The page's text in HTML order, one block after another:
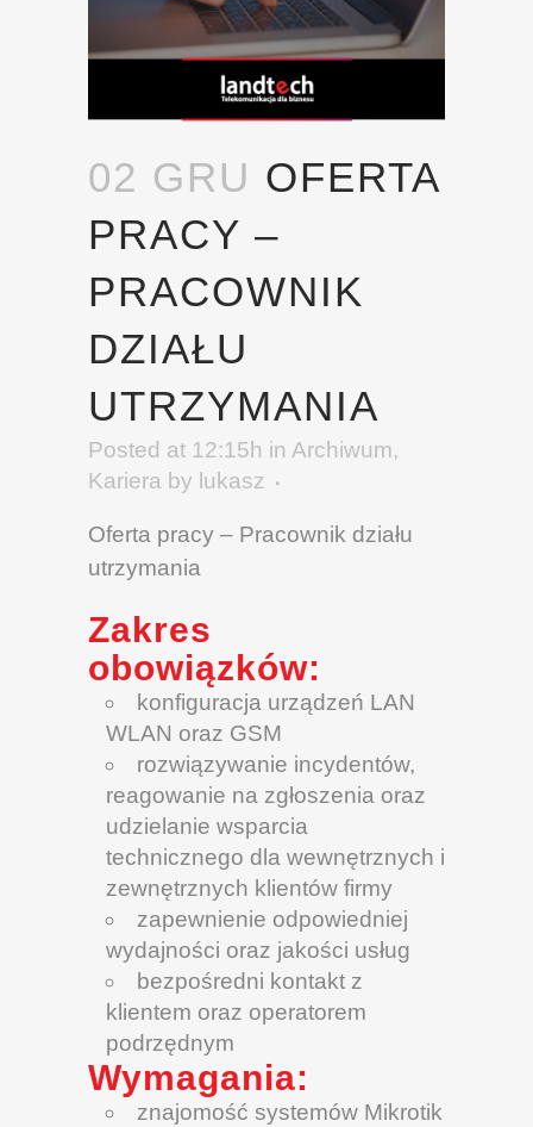
02 GRU OFERTA
PRACY –
PRACOWNIK
DZIAŁU
UTRZYMANIA
Posted at 12:15h in Archiwum,
Kariera by lukasz
Oferta pracy – Pracownik działu
utrzymania
Zakres
obowiązków:
konfiguracja urządzeń LAN
WLAN oraz GSM
rozwiązywanie incydentów,
reagowanie na zgłoszenia oraz
udzielanie wsparcia
technicznego dla wewnętrznych i
zewnętrznych klientów firmy
zapewnienie odpowiedniej
wydajności oraz jakości usług
bezpośredni kontakt z
klientem oraz operatorem
podrzędnym
Wymagania:
znajomość systemów Mikrotik